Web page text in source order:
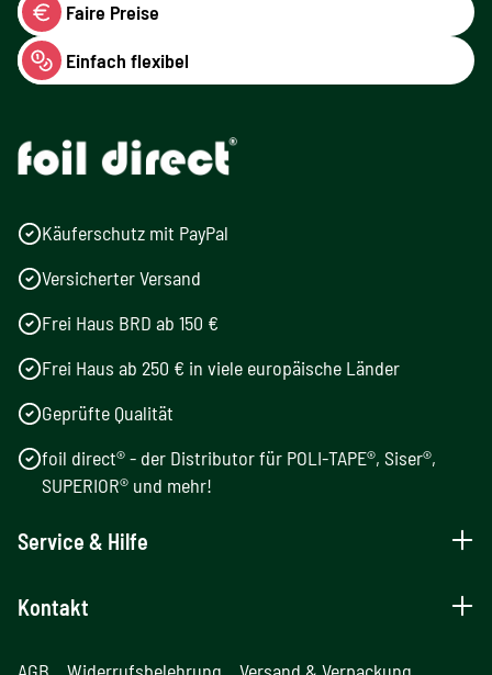
Faire Preise
Einfach flexibel
Käuferschutz mit PayPal
Versicherter Versand
Frei Haus BRD ab 150 €
Frei Haus ab 250 € in viele europäische Länder
Geprüfte Qualität
foil direct® - der Distributor für POLI-TAPE®, Siser®,
SUPERIOR® und mehr!
Service & Hilfe
Kontakt